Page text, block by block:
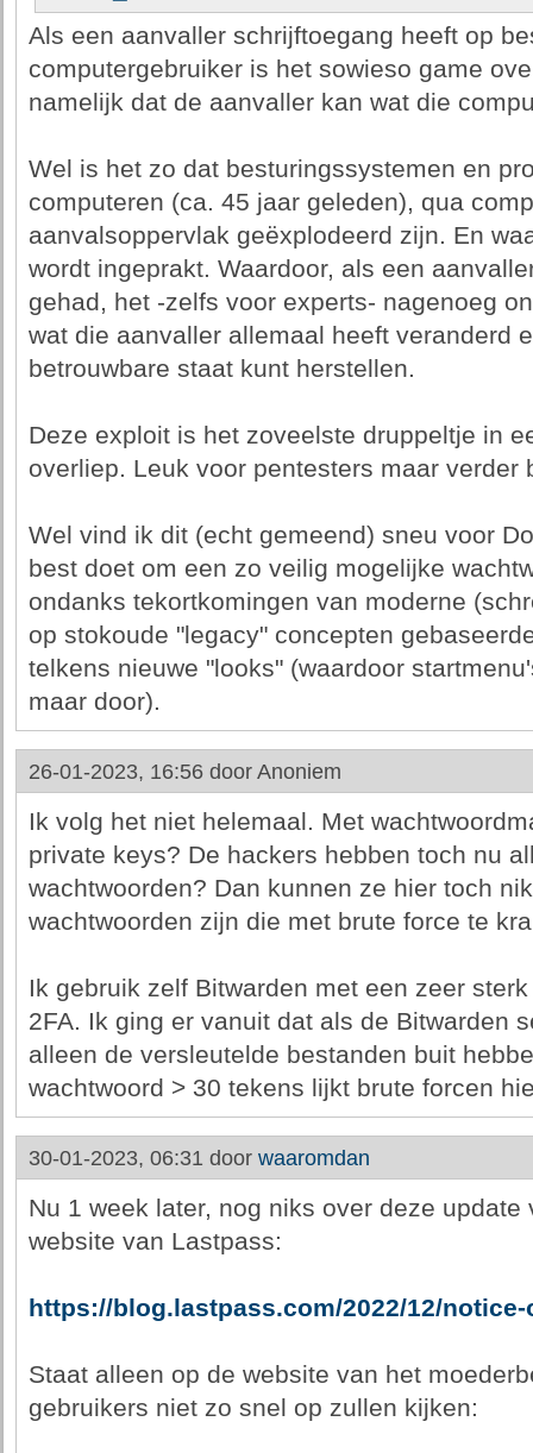
Als een aanvaller schrijftoegang heeft op
computergebruiker is het sowieso game
namelijk dat de aanvaller kan wat die
Wel is het zo dat besturingssystemen en
computeren (ca. 45 jaar geleden), qua
aanvalsoppervlak geëxplodeerd zijn. En
wordt ingeprakt. Waardoor, als een
gehad, het -zelfs voor experts- nagenoeg
wat die aanvaller allemaal heeft veranderd
betrouwbare staat kunt herstellen.
Deze exploit is het zoveelste druppeltje in
overliep. Leuk voor pentesters maar verder
Wel vind ik dit (echt gemeend) sneu voor
best doet om een zo veilig mogelijke
ondanks tekortkomingen van moderne
op stokoude "legacy" concepten
telkens nieuwe "looks" (waardoor
maar door).
26-01-2023, 16:56 door Anoniem
Ik volg het niet helemaal. Met
private keys? De hackers hebben toch nu
wachtwoorden? Dan kunnen ze hier toch
wachtwoorden zijn die met brute force te
Ik gebruik zelf Bitwarden met een zeer
2FA. Ik ging er vanuit dat als de Bitwarden
alleen de versleutelde bestanden buit
wachtwoord > 30 tekens lijkt brute forcen
30-01-2023, 06:31 door waaromdan
Nu 1 week later, nog niks over deze
website van Lastpass:
https://blog.lastpass.com/2022/12/
Staat alleen op de website van het
gebruikers niet zo snel op zullen kijken: